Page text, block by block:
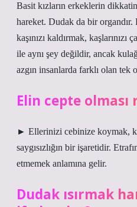
Basit kızların erkeklerin
hareket. Dudak da bir
kaşınızı kaldırmak,
ile aynı şey değildir, ancak
azgın insanlarda farklı olan tek
Elin cepte
► Ellerinizi cebinize koymak,
saygısızlığın bir işaretidir.
etmemek anlamına gelir.
Dudak ısırmak